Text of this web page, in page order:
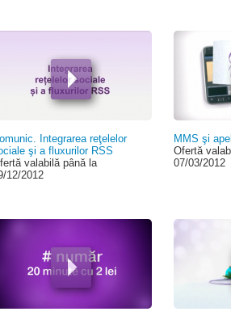
Integrarea reţelelor
şi a fluxurilor RSS
valabilă până la
12/2012
MMS şi
Ofertă
07/03/2012